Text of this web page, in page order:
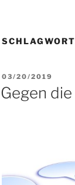
VERÖFFENTLICHT
AM
03/20/2019
Gegen